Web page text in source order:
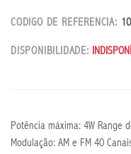
CODIGO DE REFERENCIA:
DISPONIBILIDADE:
Potência máxima: 4W Range
Modulação: AM e FM 40